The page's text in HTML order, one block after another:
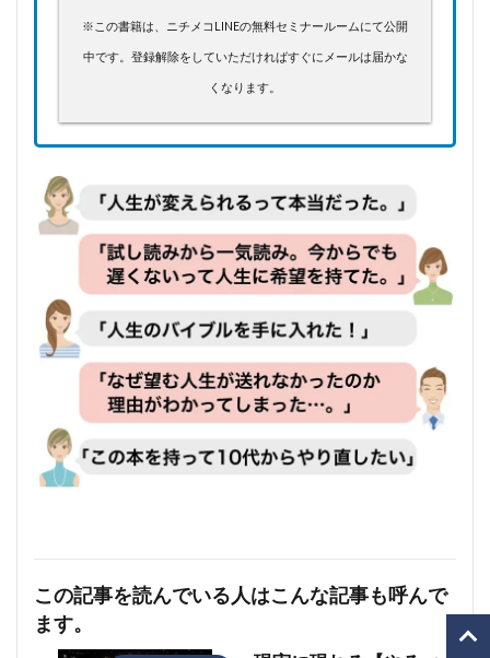
※この書籍は、ニチメコLINEの無料セミナールームにて公開
中です。登録解除をしていただければすぐにメールは届かな
くなります。
この記事を読んでいる人はこんな記事も呼んで
ます。